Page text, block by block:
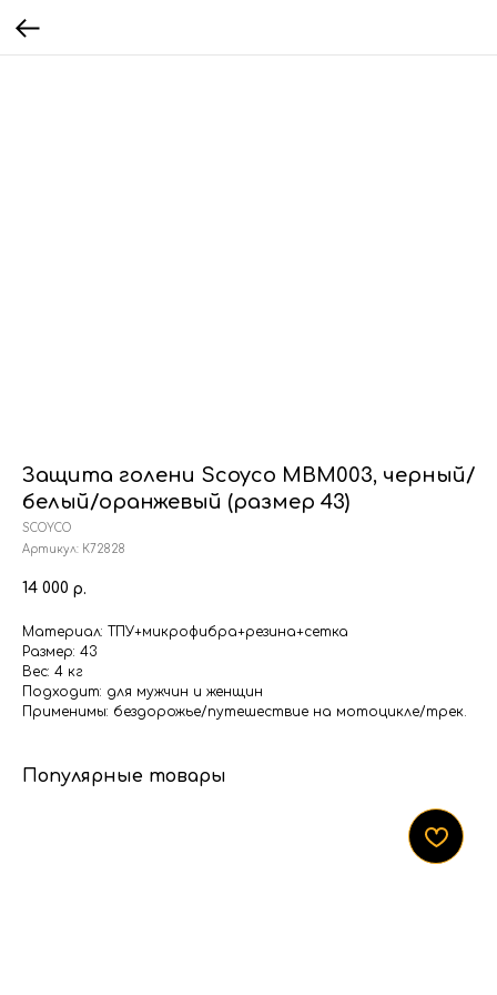
Защита голени Scoyco MBM003, черный/
белый/оранжевый (размер 43)
SCOYCO
Артикул: К72828
14 000 р.
Материал: ТПУ+микрофибра+резина+сетка
Размер: 43
Вес: 4 кг
Подходит: для мужчин и женщин
Применимы: бездорожье/путешествие на мотоцикле/трек.
Популярные товары